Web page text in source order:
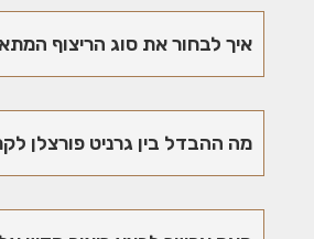
איך לבחור את סוג הריצוף
מה ההבדל בין גרניט פורצלן